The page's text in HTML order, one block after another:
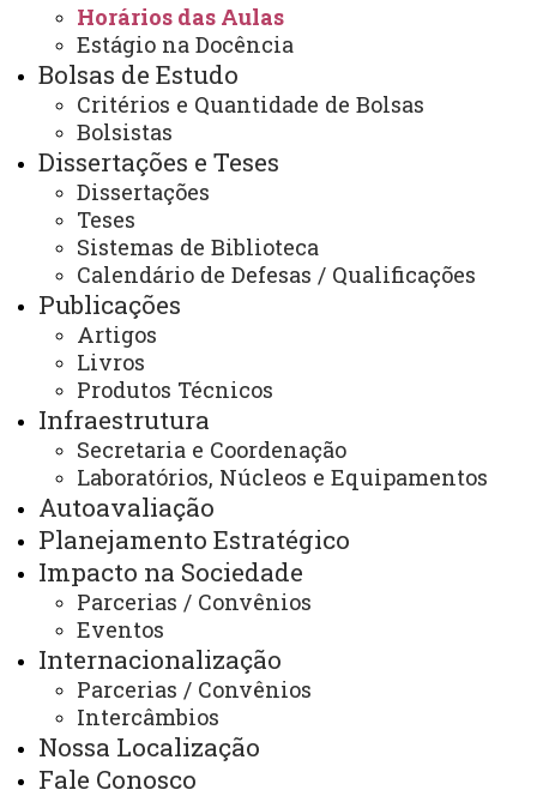
Horários das Aulas
Estágio na Docência
Bolsas de Estudo
Critérios e Quantidade de Bolsas
Bolsistas
Dissertações e Teses
Dissertações
Teses
Sistemas de Biblioteca
Calendário de Defesas / Qualificações
Publicações
Artigos
Livros
Produtos Técnicos
Infraestrutura
Secretaria e Coordenação
Laboratórios, Núcleos e Equipamentos
Autoavaliação
Planejamento Estratégico
Impacto na Sociedade
Parcerias / Convênios
Eventos
Internacionalização
Parcerias / Convênios
Intercâmbios
Nossa Localização
Fale Conosco
2025
ACESSOS: 4447
(45) 3220-3159
Horários de Atendimento:
Segunda à sexta
13:00 às 17:00
E-mails:
cascavel.mestradoodonto@unioeste.br
Você está aqui:Unioeste
PPGO - Pós Graduação em Odontologia - Cascavel
Disciplinas
Horários das Aulas
ACESSE
Acesso Restrito (Editores do Portal)
Arquivo Virtual
Bibliotecas
Identidade Visual